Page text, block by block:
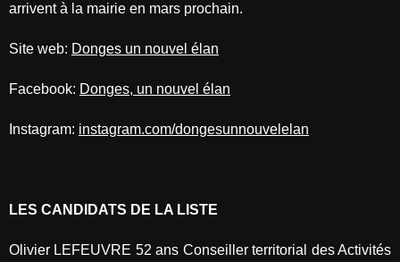
arrivent à la mairie en mars prochain.
Site web: Donges un nouvel élan
Facebook: Donges, un nouvel élan
Instagram: instagram.com/dongesunnouvelelan
LES CANDIDATS DE LA LISTE
Olivier LEFEUVRE 52 ans Conseiller territorial des Activités